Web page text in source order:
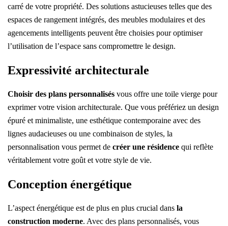
carré de votre propriété. Des solutions astucieuses telles que des
espaces de rangement intégrés, des meubles modulaires et des
agencements intelligents peuvent être choisies pour optimiser
l’utilisation de l’espace sans compromettre le design.
Expressivité architecturale
Choisir des plans personnalisés vous offre une toile vierge pour
exprimer votre vision architecturale. Que vous préfériez un design
épuré et minimaliste, une esthétique contemporaine avec des
lignes audacieuses ou une combinaison de styles, la
personnalisation vous permet de créer une résidence qui reflète
véritablement votre goût et votre style de vie.
Conception énergétique
L’aspect énergétique est de plus en plus crucial dans la
construction moderne. Avec des plans personnalisés, vous